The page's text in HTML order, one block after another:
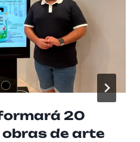
20
de arte